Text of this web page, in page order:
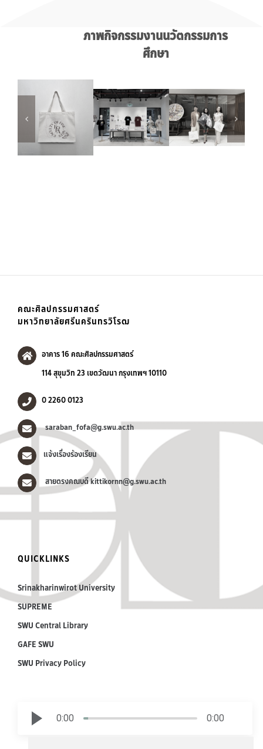
ภาพกิจกรรมงานนวัตกรรมการ
ศึกษา
คณะศิลปกรรมศาสตร์
มหาวิทยาลัยศรีนครินทรวิโรฒ
อาคาร 16 คณะศิลปกรรมศาสตร์
114 สุขุมวิท 23 เขตวัฒนา กรุงเทพฯ 10110
0 2260 0123
saraban_fofa@g.swu.ac.th
แจ้งเรื่องร้องเรียน
สายตรงคณบดี kittikornn@g.swu.ac.th
QUICKLINKS
Srinakharinwirot University
SUPREME
SWU Central Library
GAFE SWU
SWU Privacy Policy
0:00 0:00